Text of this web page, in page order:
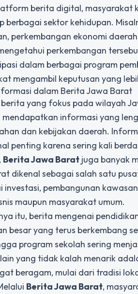
berita digital, masyarakat
berbagai sektor kehidupan.
perkembangan ekonomi
perkembangan
dalam berbagai program
mengambil keputusan yang
dalam Berita Jawa Barat
yang fokus pada wilayah
mendapatkan informasi yang
dan kebijakan daerah.
penting karena sering kali
Berita Jawa Barat juga banyak
dikenal sebagai salah satu
investasi, pembangunan
maupun masyarakat umum.
itu, berita mengenai
besar yang terus berkembang
program sekolah sering
yang tidak kalah menarik
beragam, mulai dari tradisi
Berita Jawa Barat,